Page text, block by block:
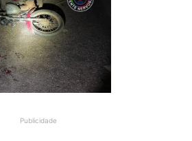
Publicidade